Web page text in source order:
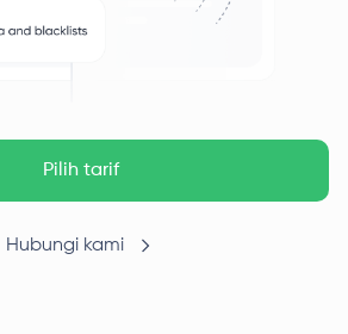
Pilih tarif
Hubungi kami